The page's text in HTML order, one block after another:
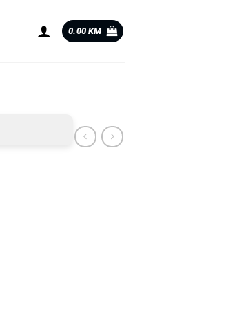
0.00 KM